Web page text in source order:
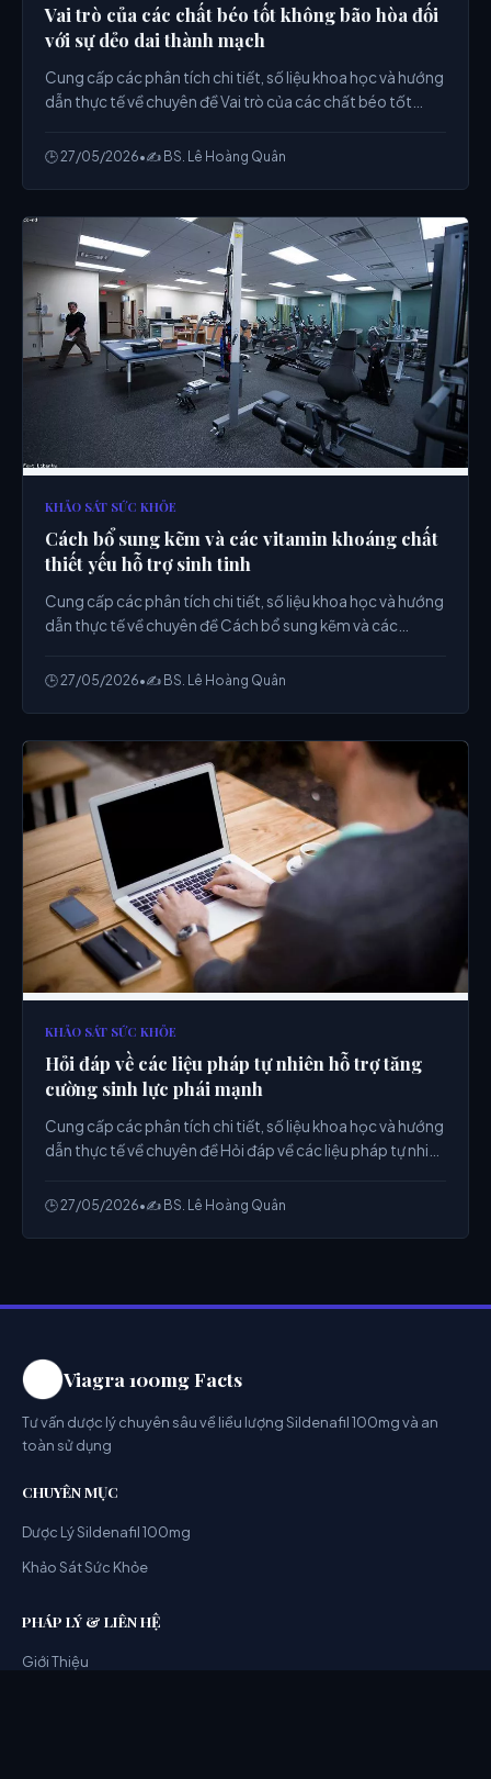
Vai trò của các chất béo tốt không bão hòa đối
với sự dẻo dai thành mạch
Cung cấp các phân tích chi tiết, số liệu khoa học và hướng
dẫn thực tế về chuyên đề Vai trò của các chất béo tốt
gia.
🕒 27/05/2026•✍️ BS. Lê Hoàng Quân
KHẢO SÁT SỨC KHỎE
Cách bổ sung kẽm và các vitamin khoáng chất
thiết yếu hỗ trợ sinh tinh
Cung cấp các phân tích chi tiết, số liệu khoa học và hướng
dẫn thực tế về chuyên đề Cách bổ sung kẽm và các
gia.
🕒 27/05/2026•✍️ BS. Lê Hoàng Quân
KHẢO SÁT SỨC KHỎE
Hỏi đáp về các liệu pháp tự nhiên hỗ trợ tăng
cường sinh lực phái mạnh
Cung cấp các phân tích chi tiết, số liệu khoa học và hướng
dẫn thực tế về chuyên đề Hỏi đáp về các liệu pháp tự nhiên
🕒 27/05/2026•✍️ BS. Lê Hoàng Quân
Viagra 100mg Facts
Tư vấn dược lý chuyên sâu về liều lượng Sildenafil 100mg và an
toàn sử dụng
CHUYÊN MỤC
Dược Lý Sildenafil 100mg
Khảo Sát Sức Khỏe
PHÁP LÝ & LIÊN HỆ
Giới Thiệu